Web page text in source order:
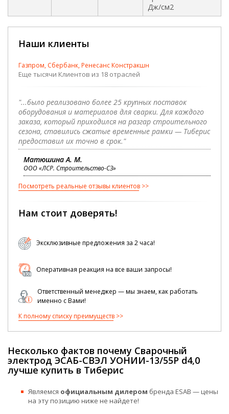
Дж/см2
Наши клиенты
Газпром, Сбербанк, Ренесанс Констракшн
Еще тысячи Клиентов из 18 отраслей
"...было реализовано более 25 крупных поставок
оборудования и материалов для сварки. Для каждого
заказа, который приходился на разгар строительного
сезона, ставились сжатые временные рамки — Тиберис
предоставил их точно в срок."
Матюшина А. М.
ООО «ЛСР. Строительство-СЗ»
Посмотреть реальные отзывы клиентов
Нам стоит доверять!
Эксклюзивные предложения за 2 часа!
Оперативная реакция на все ваши запросы!
Ответственный менеджер — мы знаем, как работать
именно с Вами!
К полному списку преимуществ
Несколько фактов почему Сварочный
электрод ЭСАБ-СВЭЛ УОНИИ-13/55Р d4,0
лучше купить в Тиберис
Являемся официальным дилером бренда ESAB — цены
на эту позицию ниже не найдете!